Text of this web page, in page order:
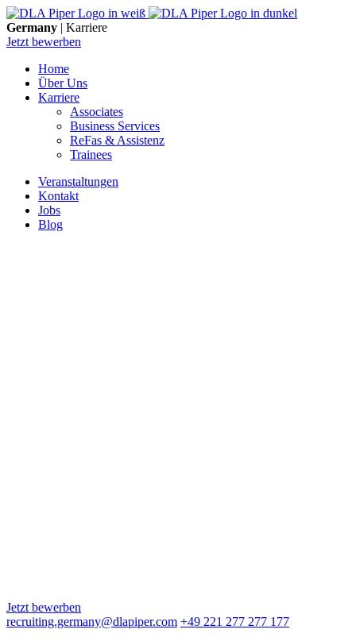
Skip
to
content
Germany | Karriere
Jetzt bewerben
Home
Über Uns
Karriere
Associates
Business Services
ReFas & Assistenz
Trainees
Veranstaltungen
Kontakt
Jobs
Blog
Jetzt bewerben
recruiting.germany@dlapiper.com +49 221 277 277 177